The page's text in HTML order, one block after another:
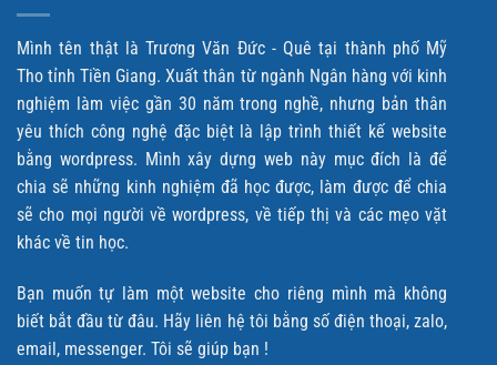
Mình tên thật là Trương Văn Đức - Quê tại thành phố Mỹ
Tho tỉnh Tiền Giang. Xuất thân từ ngành Ngân hàng với kinh
nghiệm làm việc gần 30 năm trong nghề, nhưng bản thân
yêu thích công nghệ đặc biệt là lập trình thiết kế website
bằng wordpress. Mình xây dựng web này mục đích là để
chia sẽ những kinh nghiệm đã học được, làm được để chia
sẽ cho mọi người về wordpress, về tiếp thị và các mẹo vặt
khác về tin học.
Bạn muốn tự làm một website cho riêng mình mà không
biết bắt đầu từ đâu. Hãy liên hệ tôi bằng số điện thoại, zalo,
email, messenger. Tôi sẽ giúp bạn !